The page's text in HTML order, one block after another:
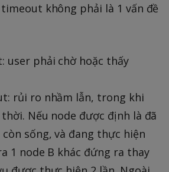
không phải là 1 vấn đề
user phải chờ hoặc thấy
rủi ro nhầm lẫn, trong khi
Nếu node được định là đã
còn sống, và đang thực hiện
1 node B khác đứng ra thay